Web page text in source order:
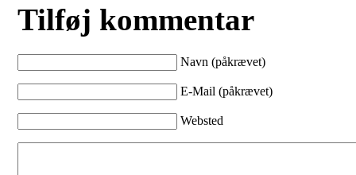
Tilføj kommentar
Navn (påkrævet)
E-Mail (påkrævet)
Websted